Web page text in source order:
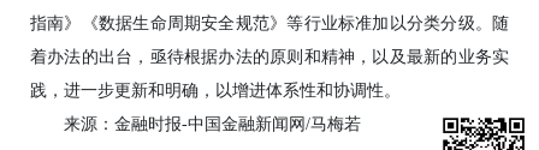
指南》《数据生命周期安全规范》等行业标准加以分类分级。随
着办法的出台，亟待根据办法的原则和精神，以及最新的业务实
践，进一步更新和明确，以增进体系性和协调性。
来源：金融时报-中国金融新闻网/马梅若